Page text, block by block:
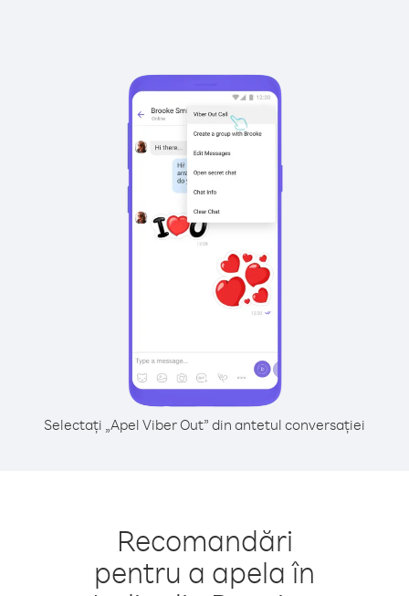
Selectați „Apel Viber Out” din antetul conversației
Recomandări
pentru a apela în